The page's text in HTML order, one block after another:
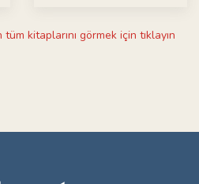
tüm kitaplarını görmek için tıklayın